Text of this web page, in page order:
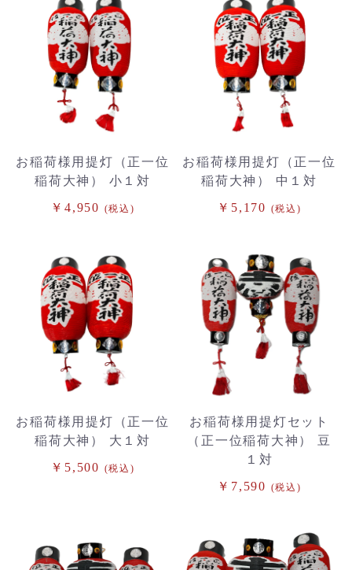
お稲荷様用提灯（正一位
稲荷大神） 小１対
￥4,950 (税込)
お稲荷様用提灯（正一位
稲荷大神） 中１対
￥5,170 (税込)
お稲荷様用提灯（正一位
稲荷大神） 大１対
￥5,500 (税込)
お稲荷様用提灯セット
（正一位稲荷大神） 豆
１対
￥7,590 (税込)